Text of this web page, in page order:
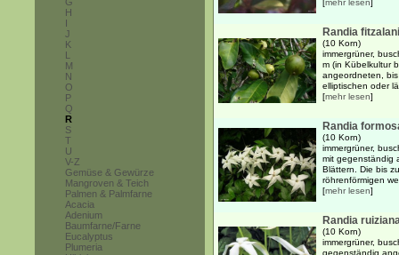
H
I
J
K
L
M
N
O
P
Q
R
S
T
U
V-Z
Gemüse & Gewürze
Mangroven & Teich
Palmen & Palmfarne
Acacia
Adenium
Baumfarne/Farne
Eucalyptus
Plumeria
[mehr lesen]
Randia
(10 Korn)
immergrüner,
m (in Kübelkultur
angeordneten,
elliptischen oder
[mehr lesen]
Randia
(10 Korn)
immergrüner,
mit gegenständig
Blättern. Die bis
röhrenförmigen
[mehr lesen]
Randia
(10 Korn)
immergrüner,
gegenständig